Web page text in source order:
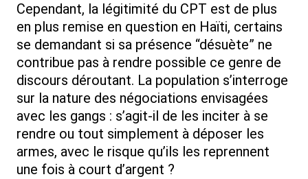
Cependant, la légitimité du CPT est de plus
en plus remise en question en Haïti, certains
se demandant si sa présence “désuète” ne
contribue pas à rendre possible ce genre de
discours déroutant. La population s’interroge
sur la nature des négociations envisagées
avec les gangs : s’agit-il de les inciter à se
rendre ou tout simplement à déposer les
armes, avec le risque qu’ils les reprennent
une fois à court d’argent ?